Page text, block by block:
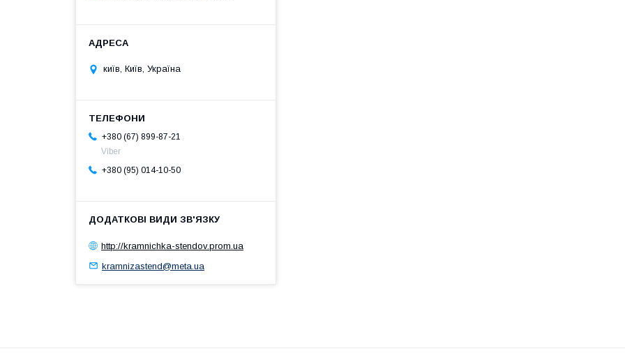
київ, Київ, Україна
+380 (67) 899-87-21
Viber
+380 (95) 014-10-50
http://kramnichka-stendov.prom.ua
kramnizastend@meta.ua